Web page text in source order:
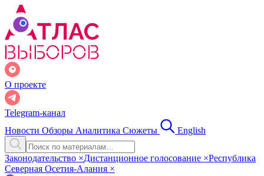
О проекте
Telegram-канал
Новости Обзоры Аналитика Сюжеты English
Законодательство ×Дистанционное голосование ×Республика
Северная Осетия-Алания ×